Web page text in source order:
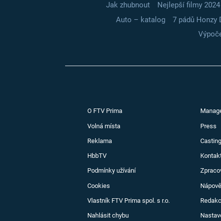
Jak zhubnout
Nejlepší filmy 2024
Auto – katalog
7 pádů Honzy
O FTV Prima
Volná místa Press
Reklama
HbbTV
Podmínky užívání
Cookies
Vlastník FTV Prima spol. s r.o.
Nahlásit chybu